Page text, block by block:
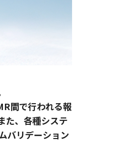
間で行われる報
た、各種システ
バリデーション